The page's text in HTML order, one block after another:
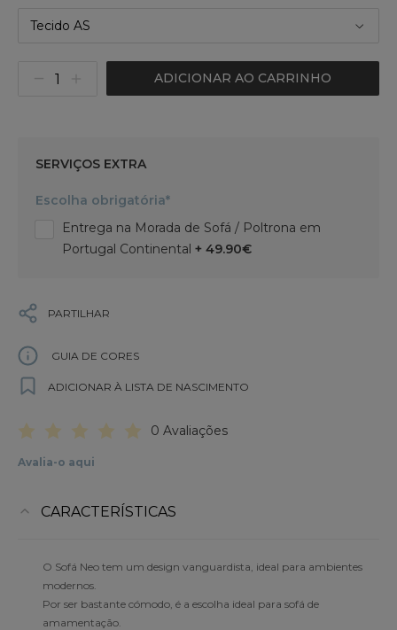
Tecido AS
ADICIONAR AO CARRINHO
SERVIÇOS EXTRA
Escolha obrigatória*
Entrega na Morada de Sofá / Poltrona em
Portugal Continental + 49.90€
PARTILHAR
GUIA DE CORES
ADICIONAR À LISTA DE NASCIMENTO
0 Avaliações
Avalia-o aqui
CARACTERÍSTICAS
O Sofá Neo tem um design vanguardista, ideal para ambientes
modernos.
Por ser bastante cómodo, é a escolha ideal para sofá de
amamentação.